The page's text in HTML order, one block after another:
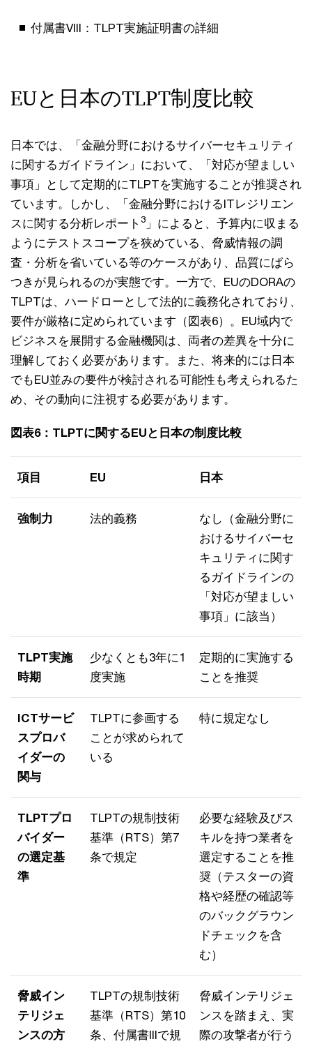
付属書VIII：TLPT実施証明書の詳細
EUと日本のTLPT制度比較
日本では、「金融分野におけるサイバーセキュリティ
に関するガイドライン」において、「対応が望ましい
事項」として定期的にTLPTを実施することが推奨され
ています。しかし、「金融分野におけるITレジリエン
スに関する分析レポート 3 」によると、予算内に収まる
ようにテストスコープを狭めている、脅威情報の調
査・分析を省いている等のケースがあり、品質にばら
つきが見られるのが実態です。一方で、EUのDORAの
TLPTは、ハードローとして法的に義務化されており、
要件が厳格に定められています（図表6）。EU域内で
ビジネスを展開する金融機関は、両者の差異を十分に
理解しておく必要があります。また、将来的には日本
でもEU並みの要件が検討される可能性も考えられるた
め、その動向に注視する必要があります。
図表6：TLPTに関するEUと日本の制度比較
項目 EU 日本
強制力 法的義務
なし（金融分野に
おけるサイバーセ
キュリティに関す
るガイドラインの
「対応が望ましい
事項」に該当）
TLPT実施
時期
少なくとも3年に1
度実施
定期的に実施する
ことを推奨
ICTサービ
スプロバ
イダーの
関与
TLPTに参画する
ことが求められて
いる
特に規定なし
TLPTプロ
バイダー
の選定基
準
TLPTの規制技術
基準（RTS）第7
条で規定
必要な経験及びス
キルを持つ業者を
選定することを推
奨（テスターの資
格や経歴の確認等
のバックグラウン
ドチェックを含
む）
脅威イン
テリジェ
ンスの方
TLPTの規制技術
基準（RTS）第10
条、付属書IIIで規
脅威インテリジェ
ンスを踏まえ、実
際の攻撃者が行う